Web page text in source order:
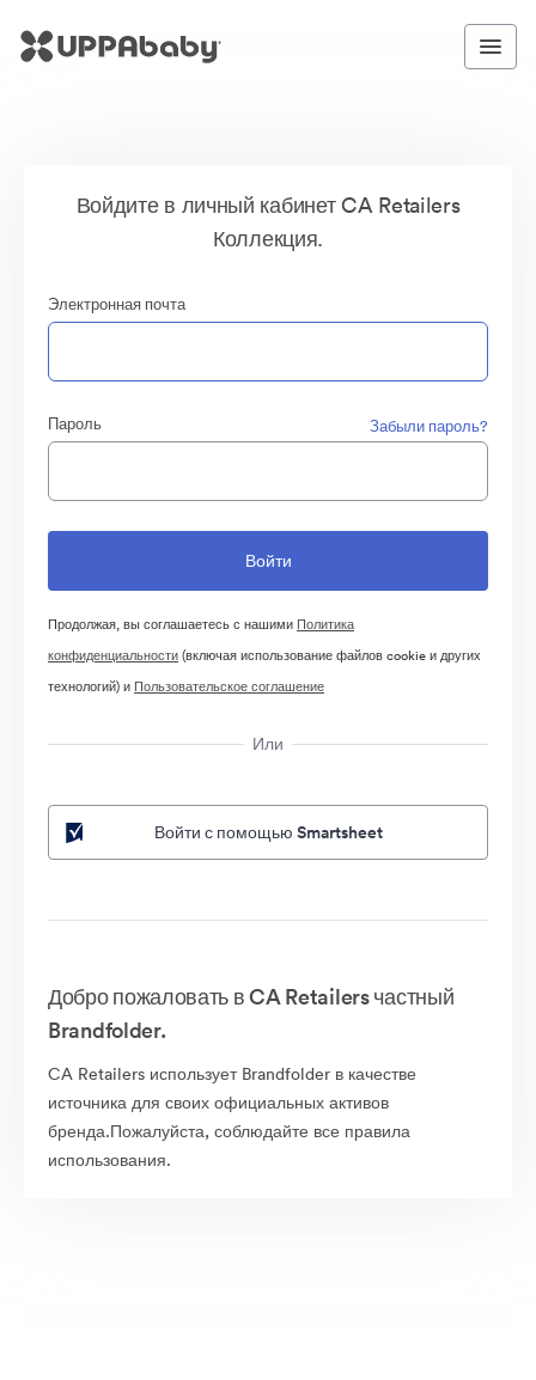
Войдите в личный кабинет CA Retailers
Коллекция.
Электронная почта
Пароль Забыли пароль?
Продолжая, вы соглашаетесь с нашими Политика
конфиденциальности(включая использование файлов cookie и других
технологий) и Пользовательское соглашение
Или
Войти с помощью Smartsheet
Добро пожаловать в CA Retailers частный
Brandfolder.
CA Retailers использует Brandfolder в качестве
источника для своих официальных активов
бренда.Пожалуйста, соблюдайте все правила
использования.